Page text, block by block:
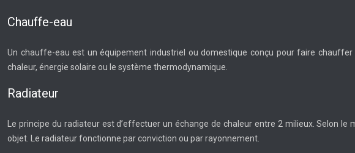
Chauffe-eau
Un chauffe-eau est un équipement industriel ou domestique conçu pour faire
chaleur, énergie solaire ou le système thermodynamique.
Radiateur
Le principe du radiateur est d’effectuer un échange de chaleur entre 2 milieux. Selon
objet. Le radiateur fonctionne par conviction ou par rayonnement.